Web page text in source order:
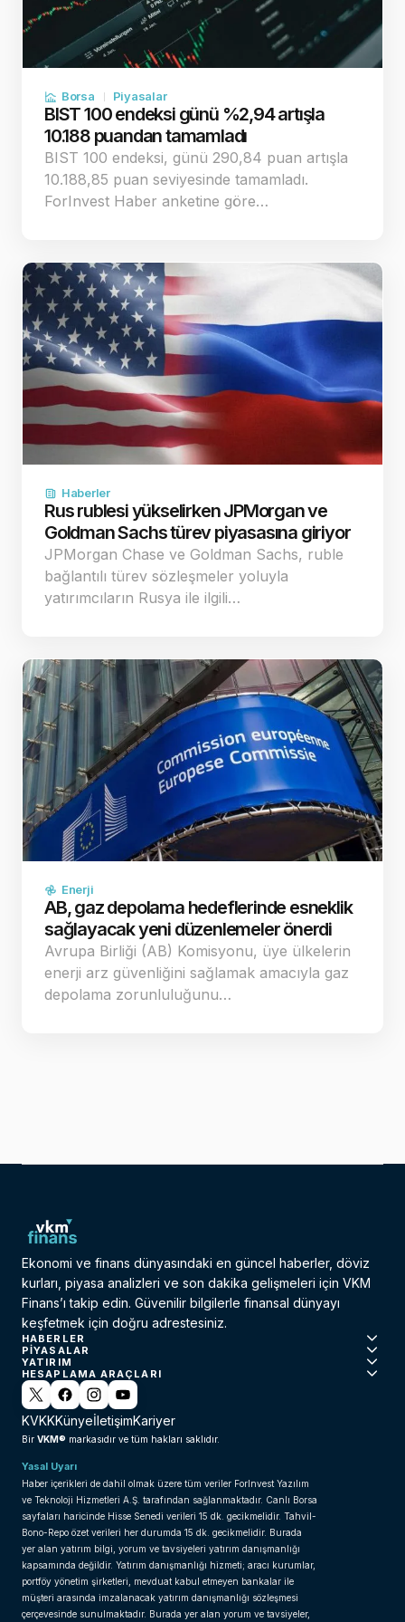
Borsa Piyasalar
BIST 100 endeksi günü %2,94 artışla
10.188 puandan tamamladı
BIST 100 endeksi, günü 290,84 puan artışla
10.188,85 puan seviyesinde tamamladı.
ForInvest Haber anketine göre…
Haberler
Rus rublesi yükselirken JPMorgan ve
Goldman Sachs türev piyasasına giriyor
JPMorgan Chase ve Goldman Sachs, ruble
bağlantılı türev sözleşmeler yoluyla
yatırımcıların Rusya ile ilgili…
Enerji
AB, gaz depolama hedeflerinde esneklik
sağlayacak yeni düzenlemeler önerdi
Avrupa Birliği (AB) Komisyonu, üye ülkelerin
enerji arz güvenliğini sağlamak amacıyla gaz
depolama zorunluluğunu…
Ekonomi ve finans dünyasındaki en güncel haberler, döviz
kurları, piyasa analizleri ve son dakika gelişmeleri için VKM
Finans’ı takip edin. Güvenilir bilgilerle finansal dünyayı
keşfetmek için doğru adrestesiniz.
HABERLER
PIYASALAR
YATIRIM
HESAPLAMA ARAÇLARI
KVKKKünyeİletişimKariyer
Bir VKM® markasıdır ve tüm hakları saklıdır.
Yasal Uyarı
Haber içerikleri de dahil olmak üzere tüm veriler ForInvest Yazılım
ve Teknoloji Hizmetleri A.Ş. tarafından sağlanmaktadır. Canlı Borsa
sayfaları haricinde Hisse Senedi verileri 15 dk. gecikmelidir. Tahvil-
Bono-Repo özet verileri her durumda 15 dk. gecikmelidir. Burada
yer alan yatırım bilgi, yorum ve tavsiyeleri yatırım danışmanlığı
kapsamında değildir. Yatırım danışmanlığı hizmeti; aracı kurumlar,
portföy yönetim şirketleri, mevduat kabul etmeyen bankalar ile
müşteri arasında imzalanacak yatırım danışmanlığı sözleşmesi
çerçevesinde sunulmaktadır. Burada yer alan yorum ve tavsiyeler,